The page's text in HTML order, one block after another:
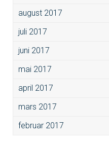
august 2017
juli 2017
juni 2017
mai 2017
april 2017
mars 2017
februar 2017